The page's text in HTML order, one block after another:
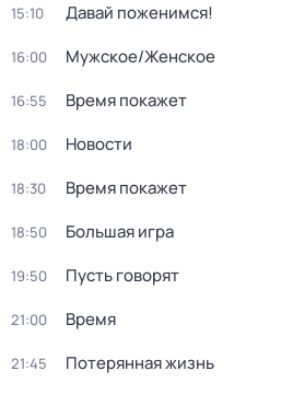
15:10 Давай поженимся!
16:00 Мужское/Женское
16:55 Время покажет
18:00 Новости
18:30 Время покажет
18:50 Большая игра
19:50 Пусть говорят
21:00 Время
21:45 Потерянная жизнь